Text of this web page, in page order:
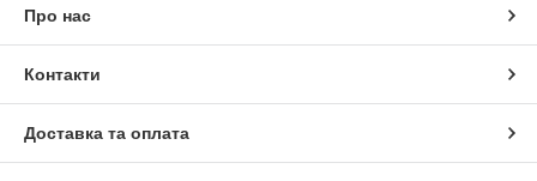
Про нас
Контакти
Доставка та оплата